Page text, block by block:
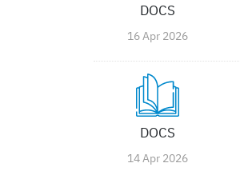
DOCS
16 Apr 2026
DOCS
14 Apr 2026